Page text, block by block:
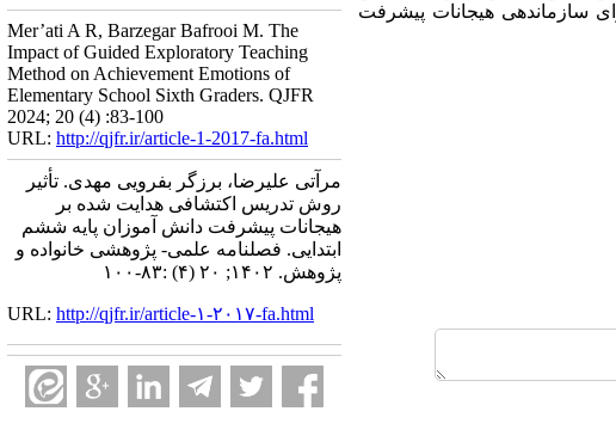
سازماندهی هیجانات پیشرفت
Mer’ati A R, Barzegar Bafrooi M. The
Impact of Guided Exploratory Teaching
Method on Achievement Emotions of
Elementary School Sixth Graders. QJFR
2024; 20 (4) :83-100
URL: http://qjfr.ir/article-1-2017-fa.html
مرآتی علیرضا، برزگر بفرویی مهدی. تأثیر
روش تدریس اکتشافی هدایت شده بر
هیجانات پیشرفت دانش آموزان پایه ششم
ابتدایی. فصلنامه علمی- پژوهشی خانواده و
پژوهش. ۱۴۰۲; ۲۰ (۴) :۸۳-۱۰۰
URL: http://qjfr.ir/article-۱-۲۰۱۷-fa.html